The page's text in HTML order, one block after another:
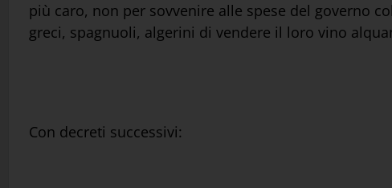
più caro, non per sovvenire alle spese del governo
greci, spagnuoli, algerini di vendere il loro vino
Con decreti successivi: